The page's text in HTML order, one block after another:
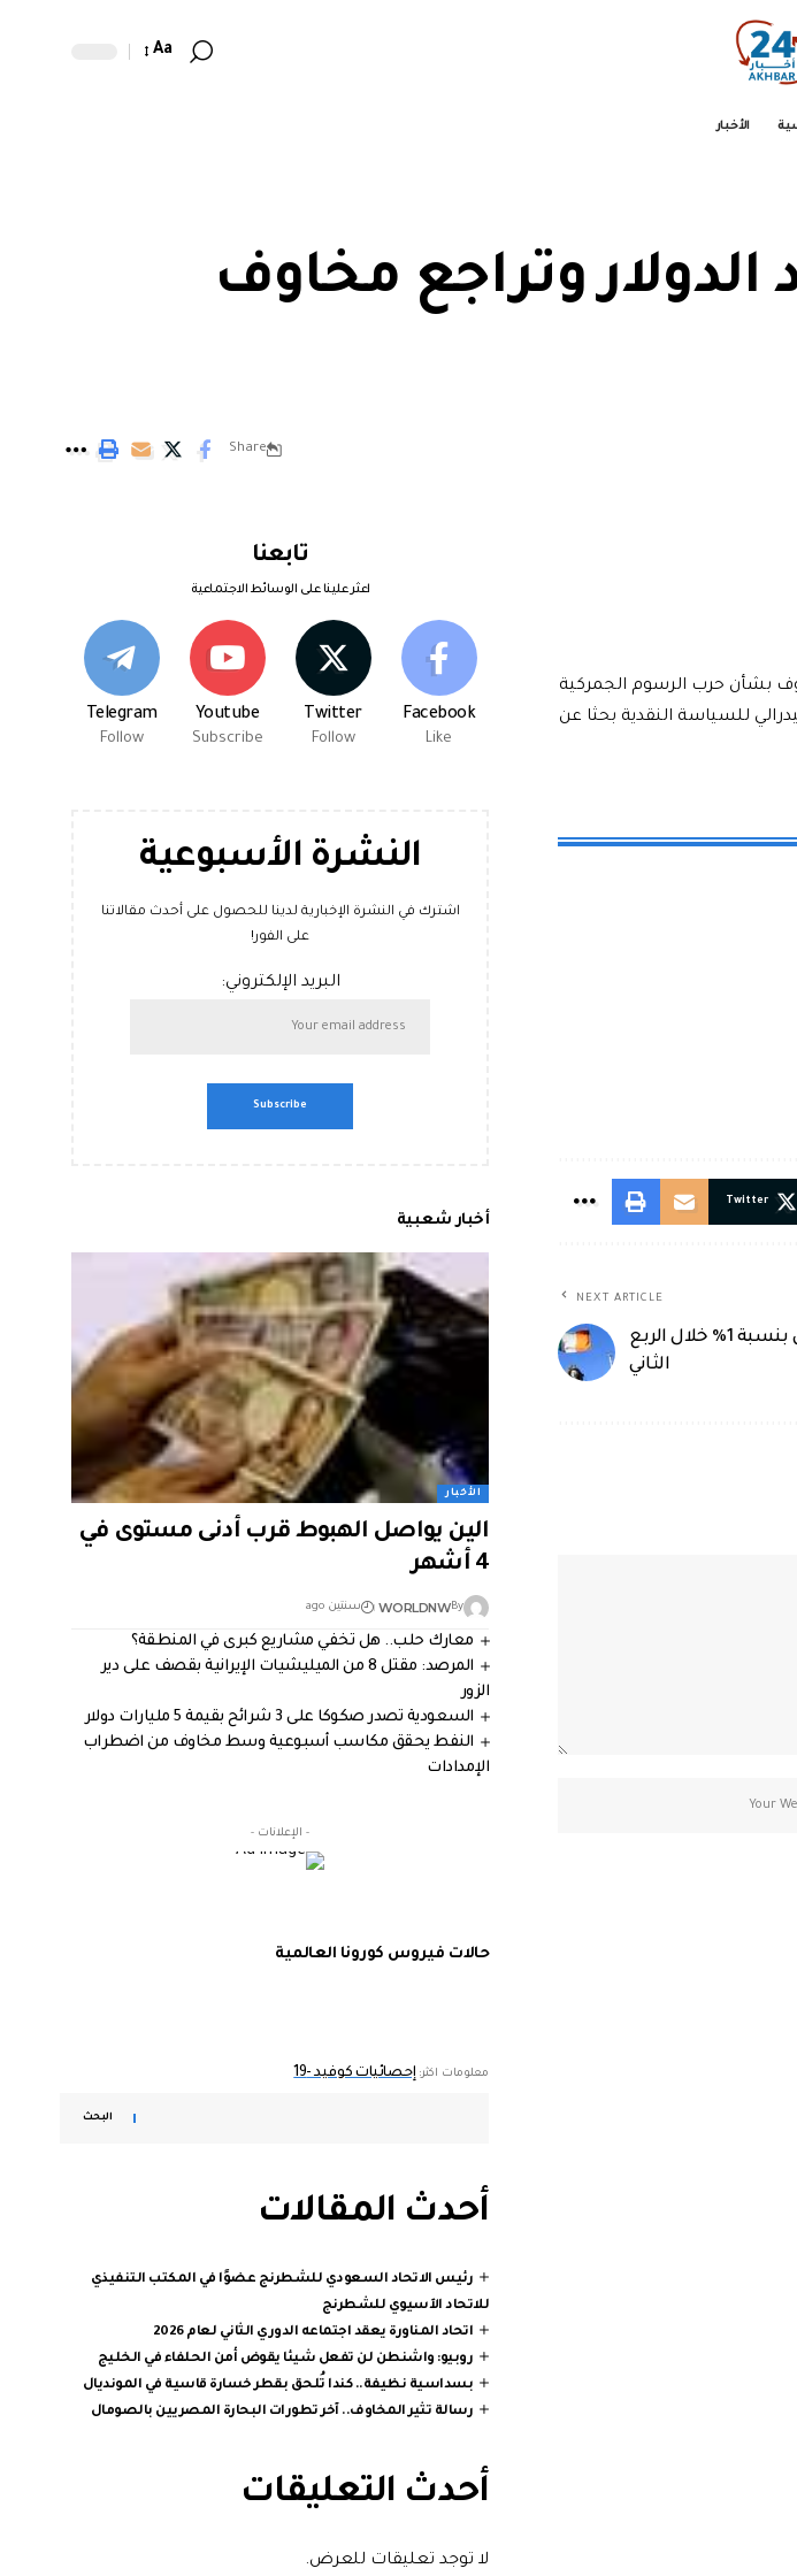
Aa
الأخبار
وتراجع مخاوف
Share
بشأن حرب الرسوم الجمركية
للسياسة النقدية بحثا عن
Twitter
NEXT ARTICLE
اقتصاد أيرلندا ينكمش بنسبة 1% خلال الربع
الثاني
تابعنا
اعثر علينا على الوسائط الاجتماعية
Facebook
Like
Twitter
Follow
Youtube
Subscribe
Telegram
Follow
النشرة الأسبوعية
اشترك في النشرة الإخبارية لدينا للحصول على أحدث مقالاتنا
على الفور!
البريد الإلكتروني:
أخبار شعبية
الأخبار
الين يواصل الهبوط قرب أدنى مستوى في
4 أشهر
By
WORLDNW سنتين ago
معارك حلب.. هل تخفي مشاريع كبرى في المنطقة؟
المرصد: مقتل 8 من الميليشيات الإيرانية بقصف على دير
الزور
السعودية تصدر صكوكا على 3 شرائح بقيمة 5 مليارات دولار
النفط يحقق مكاسب أسبوعية وسط مخاوف من اضطراب
الإمدادات
- الإعلانات -
حالات فيروس كورونا العالمية
معلومات اكثر: إحصائيات كوفيد -19
البحث
أحدث المقالات
رئيس الاتحاد السعودي للشطرنج عضوًا في المكتب التنفيذي
للاتحاد الآسيوي للشطرنج
اتحاد المناورة يعقد اجتماعه الدوري الثاني لعام 2026
روبيو: واشنطن لن تفعل شيئا يقوض أمن الحلفاء في الخليج
بسداسية نظيفة.. كندا تُلحق بقطر خسارة قاسية في المونديال
رسالة تثير المخاوف.. آخر تطورات البحارة المصريين بالصومال
أحدث التعليقات
لا توجد تعليقات للعرض.